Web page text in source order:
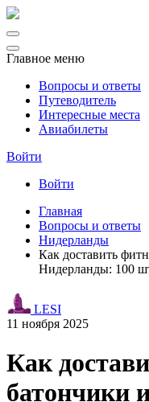
Главное меню
Вопросы и ответы
Путеводитель
Интересные места
Авиабилеты
Войти
Войти
Главная
Вопросы и ответы
Нидерланды
Как доставить
Нидерланды: 100
LESI
11 ноября 2025
Как
батончики